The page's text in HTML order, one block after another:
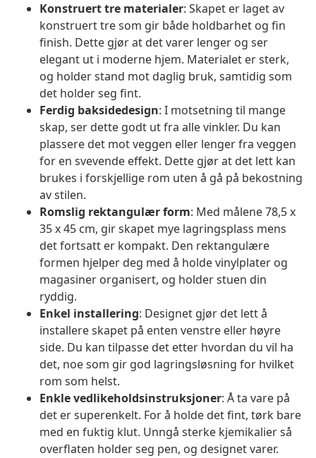
Konstruert tre materialer: Skapet er laget av
konstruert tre som gir både holdbarhet og fin
finish. Dette gjør at det varer lenger og ser
elegant ut i moderne hjem. Materialet er sterk,
og holder stand mot daglig bruk, samtidig som
det holder seg fint.
Ferdig baksidedesign: I motsetning til mange
skap, ser dette godt ut fra alle vinkler. Du kan
plassere det mot veggen eller lenger fra veggen
for en svevende effekt. Dette gjør at det lett kan
brukes i forskjellige rom uten å gå på bekostning
av stilen.
Romslig rektangulær form: Med målene 78,5 x
35 x 45 cm, gir skapet mye lagringsplass mens
det fortsatt er kompakt. Den rektangulære
formen hjelper deg med å holde vinylplater og
magasiner organisert, og holder stuen din
ryddig.
Enkel installering: Designet gjør det lett å
installere skapet på enten venstre eller høyre
side. Du kan tilpasse det etter hvordan du vil ha
det, noe som gir god lagringsløsning for hvilket
rom som helst.
Enkle vedlikeholdsinstruksjoner: Å ta vare på
det er superenkelt. For å holde det fint, tørk bare
med en fuktig klut. Unngå sterke kjemikalier så
overflaten holder seg pen, og designet varer.